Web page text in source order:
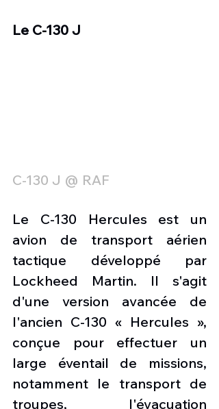
Le C-130 J
C-130 J @ RAF
Le C-130 Hercules est un
avion de transport aérien
tactique développé par
Lockheed Martin. Il s'agit
d'une version avancée de
l'ancien C-130 « Hercules »,
conçue pour effectuer un
large éventail de missions,
notamment le transport de
troupes, l'évacuation